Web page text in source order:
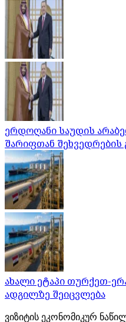
ერდოღანი საუდის
შარიფთან შეხვედრების
ახალი ეტაპი თურქეთ-
ადგილზე შეიცვლება
ვიზიტის ეკონომიკურ